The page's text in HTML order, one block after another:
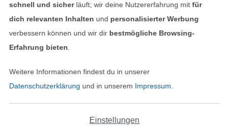
Alle Preise inkl. der gesetzl. MwSt.
Die durchgestrichenen Preise entsprechen dem
schnell und sicherläuft; wir deine Nutzererfahrung mitfür
dich relevanten Inhalten und personalisierter Werbung
verbessern können und wir dir bestmögliche Browsing-
Erfahrung bieten
Weitere Informationen findest du in unserer
Datenschutzerklärung und in unserem Impressum
Einstellungen